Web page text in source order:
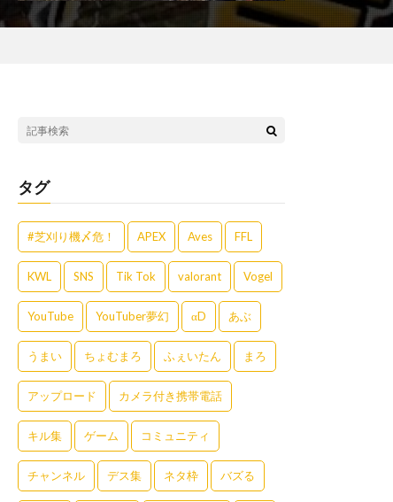
タグ
#芝刈り機〆危！ APEX Aves FFL
KWL SNS Tik Tok valorant Vogel
YouTube YouTuber夢幻 αD あぶ
うまい ちょむまろ ふぇいたん まろ
アップロード カメラ付き携帯電話
キル集 ゲーム コミュニティ
チャンネル デス集 ネタ枠 バズる